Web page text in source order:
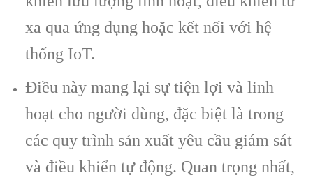
xa qua ứng dụng hoặc kết nối với hệ
thống IoT.
Điều này mang lại sự tiện lợi và linh
hoạt cho người dùng, đặc biệt là trong
các quy trình sản xuất yêu cầu giám sát
và điều khiển tự động. Quan trọng nhất,